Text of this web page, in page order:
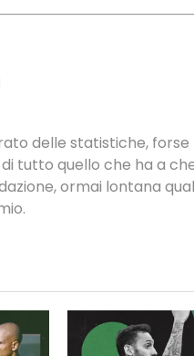
delle statistiche,
tutto quello che ha a
ormai lontana